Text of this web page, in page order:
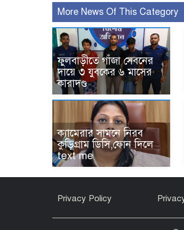
More News Of This Category
ফুলবাড়ীতে গাঁজা সেবনের
দায়ে ৩ যুবকের ৬ মাসের
কারাদণ্ড
‎ক্যামেরার সামনে নিরব
কুড়িগ্রাম ডিসি,ফোন দিলে
text me
Privacy Policy